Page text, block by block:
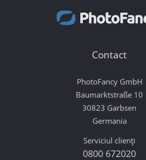
Contact
PhotoFancy GmbH
Baumarktstraße 10
30823 Garbsen
Germania
Serviciul clienți
0800 672020